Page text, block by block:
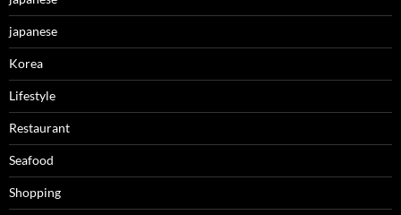
japanese
Korea
Lifestyle
Restaurant
Seafood
Shopping